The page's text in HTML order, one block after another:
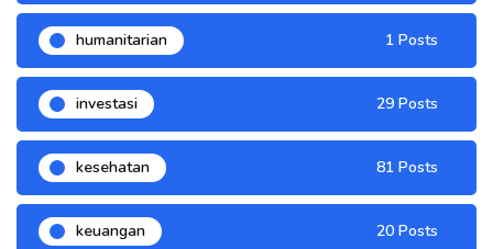
humanitarian 1 Posts
investasi 29 Posts
kesehatan 81 Posts
keuangan 20 Posts